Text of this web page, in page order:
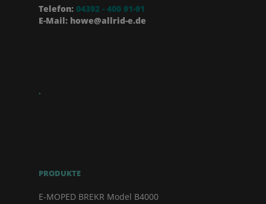
Telefon: 04392 - 400 91-91
E-Mail: howe@allrid-e.de
.
PRODUKTE
E-MOPED BREKR Model B4000